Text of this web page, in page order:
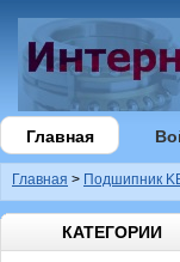
Главная
Главная > Подшипник
КАТЕГОРИИ